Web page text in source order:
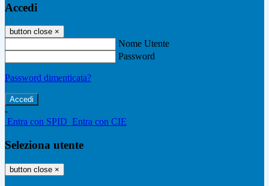
Accedi
button close ×
Nome Utente
Password
Password dimenticata?
-
Entra con SPID Entra con CIE
Seleziona utente
button close ×